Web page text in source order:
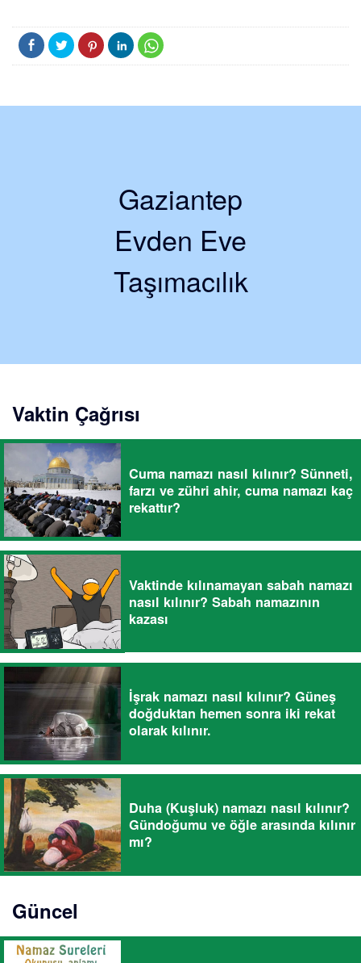
Gaziantep
Evden Eve
Taşımacılık
Vaktin Çağrısı
Cuma namazı nasıl kılınır? Sünneti,
farzı ve zühri ahir, cuma namazı kaç
rekattır?
Vaktinde kılınamayan sabah namazı
nasıl kılınır? Sabah namazının
kazası
İşrak namazı nasıl kılınır? Güneş
doğduktan hemen sonra iki rekat
olarak kılınır.
Duha (Kuşluk) namazı nasıl kılınır?
Gündoğumu ve öğle arasında kılınır
mı?
Güncel